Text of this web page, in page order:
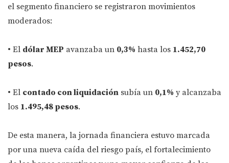
el segmento financiero se registraron movimientos
moderados:
• El dólar MEP avanzaba un 0,3% hasta los 1.452,70
pesos.
• El contado con liquidación subía un 0,1% y alcanzaba
los 1.495,48 pesos.
De esta manera, la jornada financiera estuvo marcada
por una nueva caída del riesgo país, el fortalecimiento